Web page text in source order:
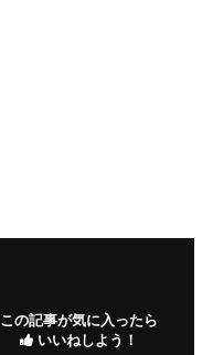
この記事が気に入ったら
いいねしよう！